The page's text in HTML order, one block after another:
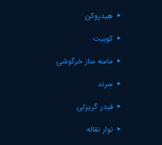
هیدروکن
کوبیت
ماسه ساز خرگوشی
سرند
فیدر گریزلی
نوار نقاله